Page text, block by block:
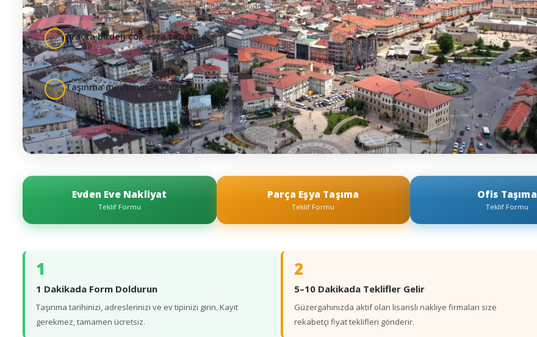
Aktif nakliye rotasındaki taşımaların maliyeti uygundur
2 Araçta birden çok eşya taşınırsa
Masraflar bölüneceği için maliyet düşer
3 Taşınma mevsiminde olursa
Kış mevsiminde taşınmak yaza göre daha ekonomiktir
Evden Eve Nakliyat
Teklif Formu
Parça Eşya Taşıma
Teklif Formu
Ofis Taşıma
Teklif Formu
1
1 Dakikada Form Doldurun
Taşınma tarihinizi, adreslerinizi ve ev tipinizi girin. Kayıt
gerekmez, tamamen ücretsiz.
2
5–10 Dakikada Teklifler Gelir
Güzergahınızda aktif olan lisanslı nakliye firmaları size
rekabetçi fiyat teklifleri gönderir.